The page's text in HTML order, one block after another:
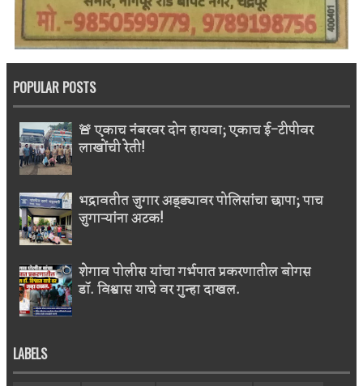
POPULAR POSTS
🚨 एकाच नंबरवर दोन हायवा; एकाच ई-टीपीवर
लाखोंची रेती!
भद्रावतीत जुगार अड्ड्यावर पोलिसांचा छापा; पाच
जुगाऱ्यांना अटक!
शेगाव पोलीस यांचा गर्भपात प्रकरणातील बोगस
डॉ. विश्वास याचे वर गुन्हा दाखल.
LABELS